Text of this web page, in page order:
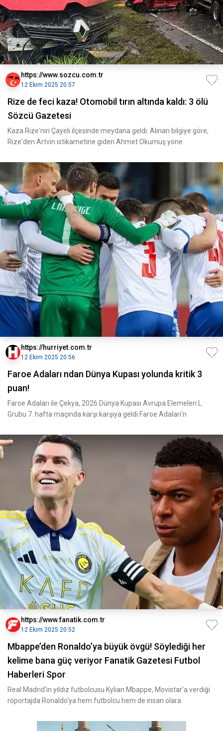
https://www.sozcu.com.tr
12 Ekim 2025 20:57
Rize de feci kaza! Otomobil tırın altında kaldı: 3 ölü
Sözcü Gazetesi
Kaza Rize'nin Çayeli ilçesinde meydana geldi. Alınan bilgiye göre,
Rize'den Artvin istikametine giden Ahmet Okumuş yöne
https://hurriyet.com.tr
12 Ekim 2025 20:56
Faroe Adaları ndan Dünya Kupası yolunda kritik 3
puan!
Faroe Adaları ile Çekya, 2026 Dünya Kupası Avrupa Elemeleri L
Grubu 7. hafta maçında karşı karşıya geldi.Faroe Adaları'n
https://www.fanatik.com.tr
12 Ekim 2025 20:52
Mbappe’den Ronaldo’ya büyük övgü! Söylediği her
kelime bana güç veriyor Fanatik Gazetesi Futbol
Haberleri Spor
Real Madrid'in yıldız futbolcusu Kylian Mbappe, Movistar'a verdiği
röportajda Ronaldo'ya hem futbolcu hem de insan olara